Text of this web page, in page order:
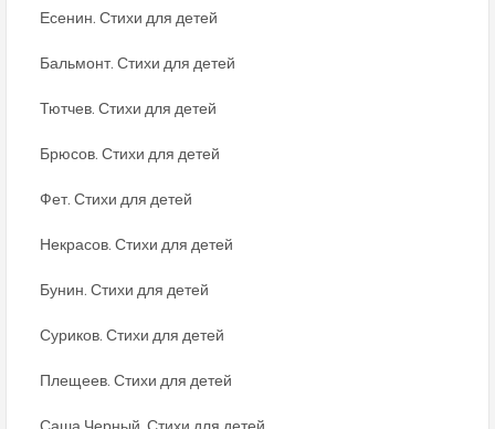
Есенин. Стихи для детей
Бальмонт. Стихи для детей
Тютчев. Стихи для детей
Брюсов. Стихи для детей
Фет. Стихи для детей
Некрасов. Стихи для детей
Бунин. Стихи для детей
Суриков. Стихи для детей
Плещеев. Стихи для детей
Саша Черный. Стихи для детей